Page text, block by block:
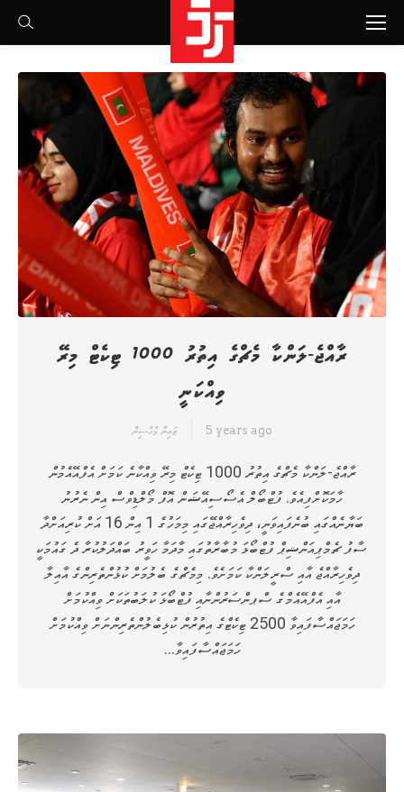
Search:
ރާއްޖެ-ލަންކާ މެޗްގެ އިތުރު 1000 ޓިކެޓް މިރޭ
ވިއްކަނީ
ޒައިނާ މުހުސިން 5 years ago
ރާއްޖެ-ލަންކާ މެޗްގެ އިތުރު 1000 ޓިކެޓް މިރޭ ވިއްކާނެ ކަމަށް އެފްއޭއެމުން
ހާމަކޮށްފިއެވެ. ފުޓްބޯލް އެސޯސިއޭޝަން އޮފް މޯލްޑިވްސް އިން ނެރުނު
ބަޔާނެއްގައި ބުނެފައިވަނީ، ދިވެހިރާއްޖޭގައި މިމަހުގެ 1 އިން 16 އަށް ކުރިއަށްދާ
ސާފު ޗެމްޕިއަންޝިޕް ފުޓްބޯޅަ މުބާރާތުގައި މާދަމާ ހަވީރު ބައްދަލުކުރާ ދެ ގައުމަކީ
ދިވެހިރާއްޖެ އާއި ސްރީލަންކާ ކަމަށެވެ. މިމެޗްގެ ބެލުމަށް ކުޅުންތެރިންގެ އާއިލާ
އާއި އެފްއޭއެމްގެ ސްޕންސަރުންނާއި ފުޓްބޯޅަ ކުލަބުތަކަށް ވިއްކުމަށް
ހަމަޖައްސާފައިވާ 2500 ޓިކެޓްގެ އިތުރުން ކުޅިބެލުންތެރިންނަށް ވިއްކުމަށް
ހަމަޖައްސާފައިވާ…